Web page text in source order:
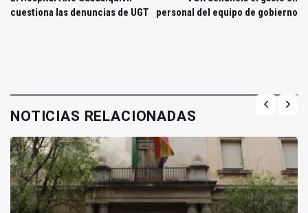
cuestiona las denuncias de UGT
personal del equipo de gobierno
NOTICIAS RELACIONADAS